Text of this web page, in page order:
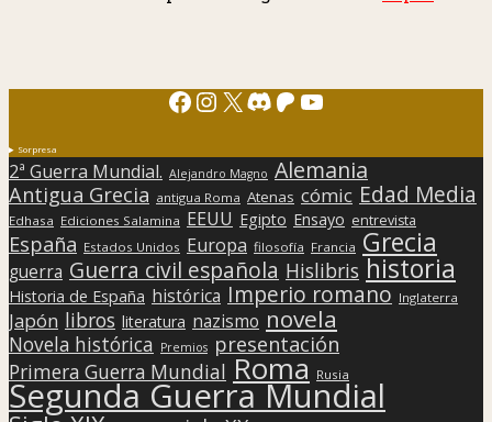
Facebook
Instagram
X Discord
Patreon
YouTube
Sorpresa
2ª Guerra Mundial. Alejandro Magno Alemania
Antigua Grecia antigua Roma Atenas cómic Edad Media
Edhasa Ediciones Salamina EEUU Egipto Ensayo entrevista
España Estados Unidos Europa filosofía Francia Grecia
guerra Guerra civil española Hislibris historia
Historia de España histórica Imperio romano Inglaterra
Japón libros literatura nazismo novela
Novela histórica Premios presentación
Primera Guerra Mundial Roma Rusia
Segunda Guerra Mundial